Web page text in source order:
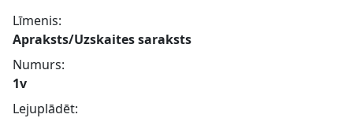
Līmenis:
Apraksts/Uzskaites saraksts
Numurs:
1v
Lejuplādēt: